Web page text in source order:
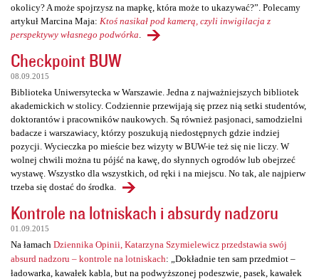
okolicy? A może spojrzysz na mapkę, która może to ukazywać?”. Polecamy
artykuł Marcina Maja: Ktoś nasikał pod kamerą, czyli inwigilacja z
perspektywy własnego podwórka
Checkpoint BUW
08.09.2015
Biblioteka Uniwersytecka w Warszawie. Jedna z najważniejszych bibliotek
akademickich w stolicy. Codziennie przewijają się przez nią setki studentów,
doktorantów i pracowników naukowych. Są również pasjonaci, samodzielni
badacze i warszawiacy, którzy poszukują niedostępnych gdzie indziej
pozycji. Wycieczka po mieście bez wizyty w BUW-ie też się nie liczy. W
wolnej chwili można tu pójść na kawę, do słynnych ogrodów lub obejrzeć
wystawę. Wszystko dla wszystkich, od ręki i na miejscu. No tak, ale najpierw
trzeba się dostać do środka.
Kontrole na lotniskach i absurdy nadzoru
01.09.2015
Na łamach Dziennika Opinii, Katarzyna Szymielewicz przedstawia swój
absurd nadzoru – kontrole na lotniskach: „Dokładnie ten sam przedmiot –
ładowarka, kawałek kabla, but na podwyższonej podeszwie, pasek, kawałek